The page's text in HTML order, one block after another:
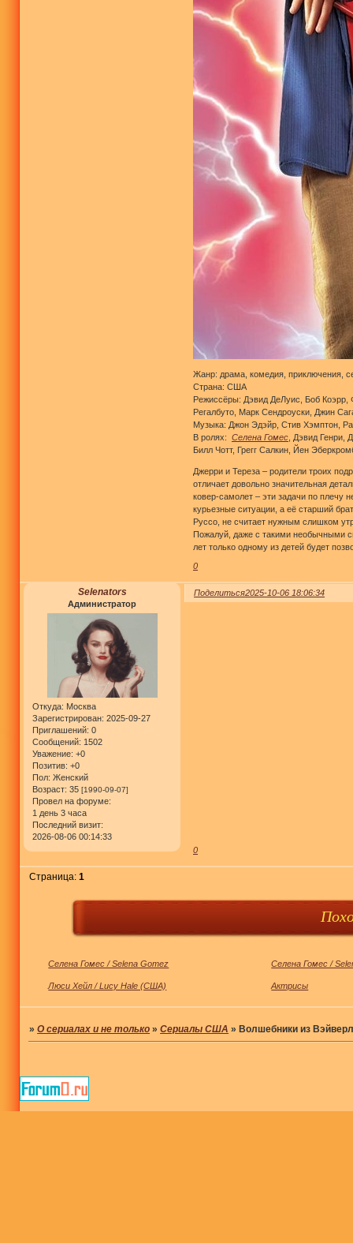
Жанр: драма, комедия, приключения,
Страна: США
Режиссёры: Дэвид ДеЛуис, Боб Коэрр,
Регалбуто, Марк Сендроуски, Джин
Музыка: Джон Эдэйр, Стив Хэмптон,
В ролях:Селена Гомес , Дэвид
Билл Чотт, Грегг Салкин, Йен
Джерри и Тереза – родители троих
отличает довольно значительная
ковер-самолет – эти задачи по плечу
курьезные ситуации, а её старший
Руссо, не считает нужным слишком
Пожалуй, даже с такими необычными
лет только одному из детей будет
0
Поделиться2025-10-06 18:06:34
Selenators
Администратор
Откуда: Москва
Зарегистрирован: 2025-09-27
Приглашений: 0
Сообщений: 1502
Уважение: +0
Позитив: +0
Пол: Женский
Возраст: 35 [1990-09-07]
Провел на форуме:
1 день 3 часа
Последний визит:
2026-08-06 00:14:33
0
Страница:1
Селена Гомес / Selena Gomez Селена Гомес /
Люси Хейл / Lucy Hale (США) Актрисы
»О сериалах и не только »Сериалы США » Волшебники из